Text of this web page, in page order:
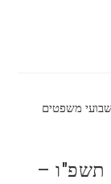
תשפ"ו –